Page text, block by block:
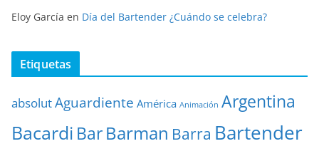
Eloy García en Día del Bartender ¿Cuándo se celebra?
Etiquetas
absolutAguardiente América Animación Argentina
Bacardi BarBarman Barra Bartender